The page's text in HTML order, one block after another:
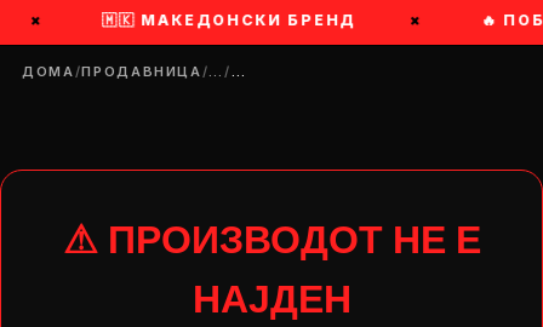
× 🇲🇰 МАКЕДОНСКИ БРЕНД × 🔥
ДОМА/ПРОДАВНИЦА/…/…
⚠ ПРОИЗВОДОТ НЕ Е
НАЈДЕН